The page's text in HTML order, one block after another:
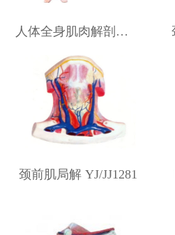
人体全身肌肉解剖附内脏模型 RY-A1031
颈前肌局解 YJ/JJ1281